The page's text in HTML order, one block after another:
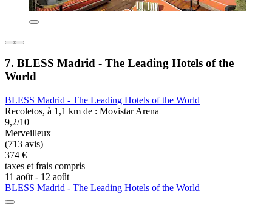
7. BLESS Madrid - The Leading Hotels of the
World
BLESS Madrid - The Leading Hotels of the World
Recoletos, à 1,1 km de : Movistar Arena
9,2/10
Merveilleux
(713 avis)
374 €
taxes et frais compris
11 août - 12 août
BLESS Madrid - The Leading Hotels of the World